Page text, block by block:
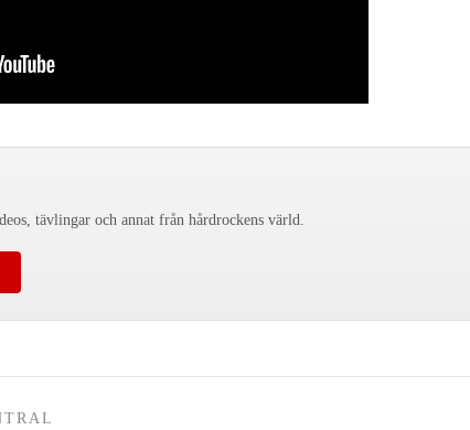
tävlingar och annat från hårdrockens värld.